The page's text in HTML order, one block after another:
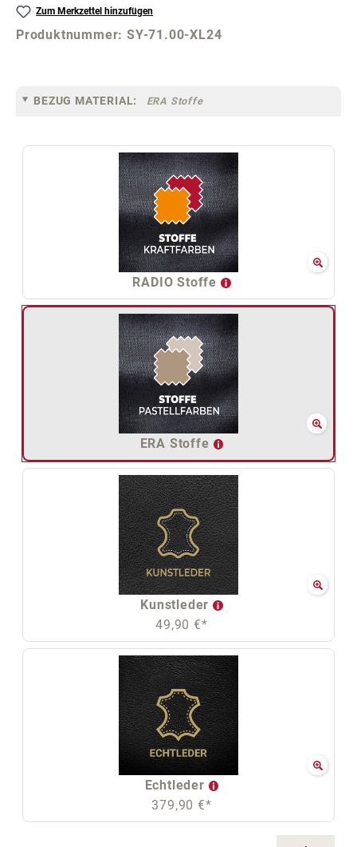
Zum Merkzettel hinzufügen
Produktnummer:SY-71.00-XL24
BEZUG MATERIAL: ERA Stoffe
RADIO Stoffe
ERA Stoffe
Kunstleder
49,90 €*
Echtleder
379,90 €*